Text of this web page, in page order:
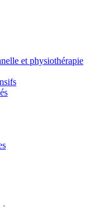
et physiothérapie